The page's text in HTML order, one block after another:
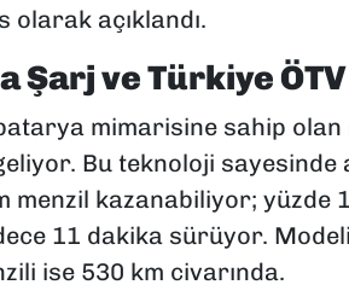
olarak açıklandı.
Şarj ve Türkiye
mimarisine sahip olan
Bu teknoloji sayesinde
menzil kazanabiliyor; yüzde
11 dakika sürüyor.
ise 530 km civarında.